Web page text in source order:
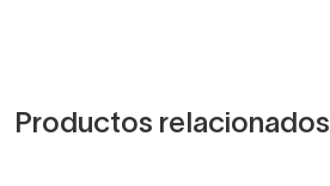
Productos relacionados